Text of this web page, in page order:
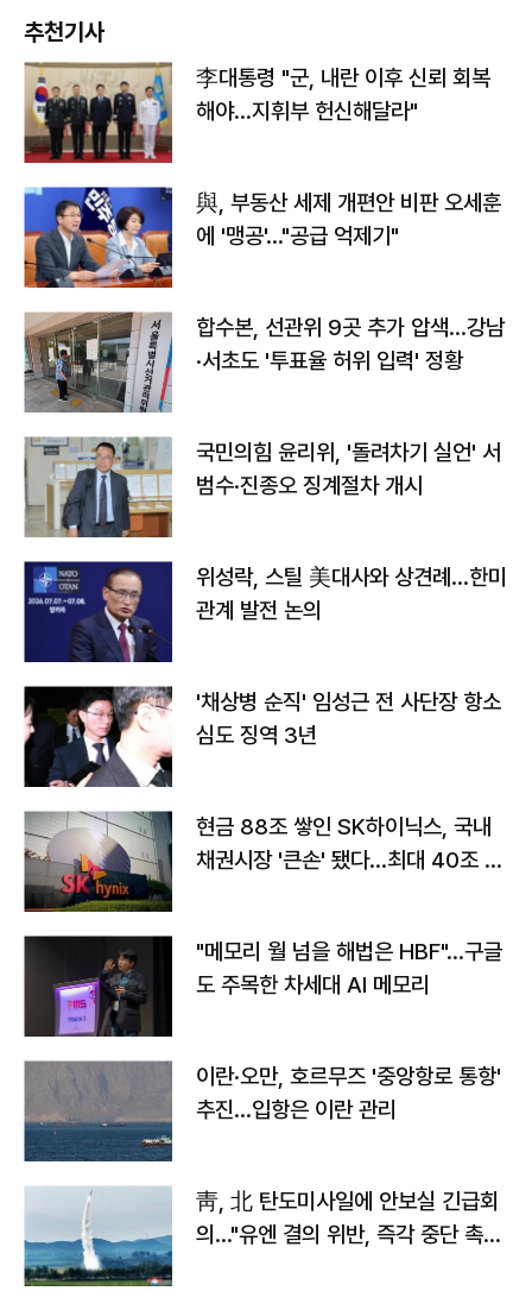
추천기사
李대통령 "군, 내란 이후 신뢰 회복
해야…지휘부 헌신해달라"
與, 부동산 세제 개편안 비판 오세훈
에 '맹공'…"공급 억제기"
합수본, 선관위 9곳 추가 압색…강남
·서초도 '투표율 허위 입력' 정황
국민의힘 윤리위, '돌려차기 실언' 서
범수·진종오 징계절차 개시
위성락, 스틸 美대사와 상견례…한미
관계 발전 논의
'채상병 순직' 임성근 전 사단장 항소
심도 징역 3년
현금 88조 쌓인 SK하이닉스, 국내
채권시장 '큰손' 됐다…최대 40조 투
"메모리 월 넘을 해법은 HBF"…구글
도 주목한 차세대 AI 메모리
이란·오만, 호르무즈 '중앙항로 통항'
추진…입항은 이란 관리
靑, 北 탄도미사일에 안보실 긴급회
의…"유엔 결의 위반, 즉각 중단 촉